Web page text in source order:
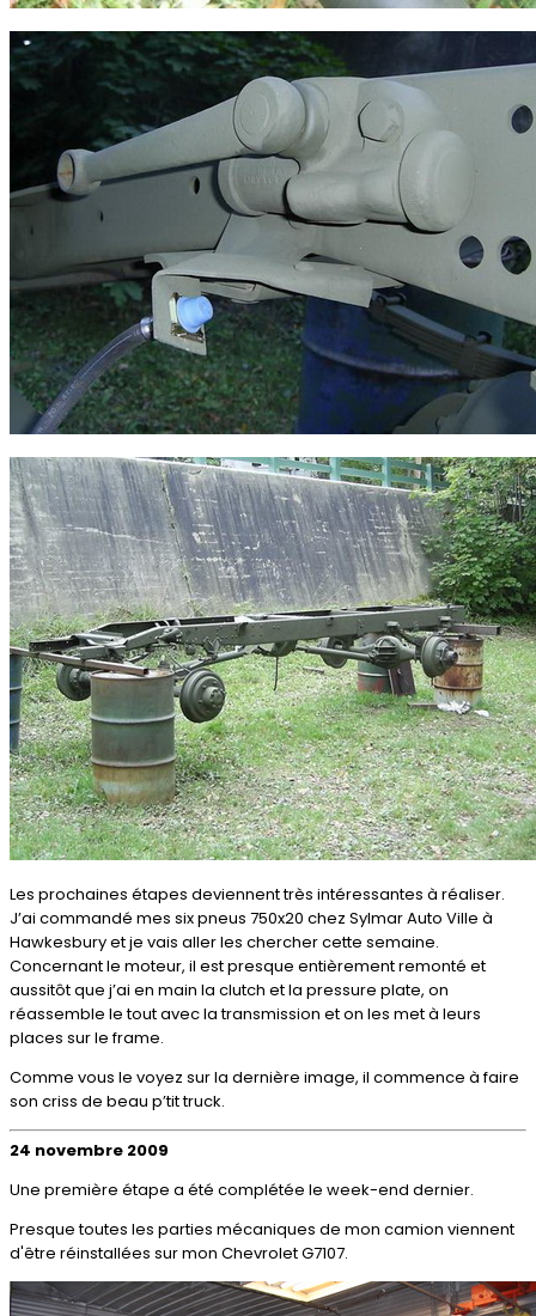
Les prochaines étapes deviennent très intéressantes à réaliser.
J’ai commandé mes six pneus 750x20 chez Sylmar Auto Ville à
Hawkesbury et je vais aller les chercher cette semaine.
Concernant le moteur, il est presque entièrement remonté et
aussitôt que j’ai en main la clutch et la pressure plate, on
réassemble le tout avec la transmission et on les met à leurs
places sur le frame.
Comme vous le voyez sur la dernière image, il commence à faire
son criss de beau p’tit truck.
24 novembre 2009
Une première étape a été complétée le week-end dernier.
Presque toutes les parties mécaniques de mon camion viennent
d'être réinstallées sur mon Chevrolet G7107.